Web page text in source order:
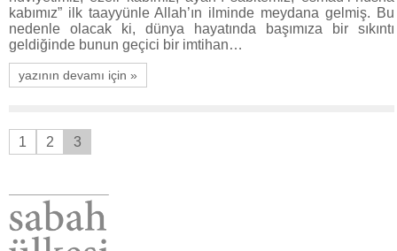
kabımız” ilk taayyünle Allah’ın ilminde meydana gelmiş. Bu
nedenle olacak ki, dünya hayatında başımıza bir sıkıntı
geldiğinde bunun geçici bir imtihan…
yazının devamı için »
1 2 3